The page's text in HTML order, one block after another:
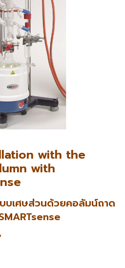
with the
with
บเศษส่วนด้วยคอลัมน์ถาด